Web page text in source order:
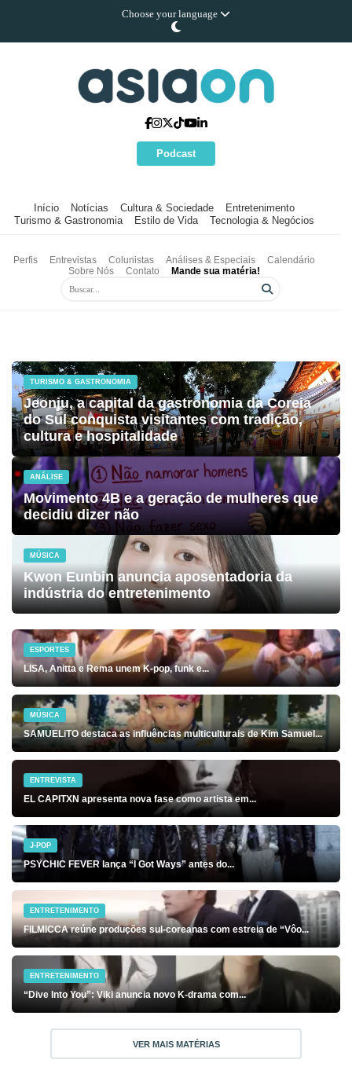
Choose your language
Podcast
Início Notícias Cultura & Sociedade
Entretenimento
Turismo & Gastronomia
Estilo de Vida Tecnologia & Negócios
Perfis Entrevistas Colunistas Análises & Especiais
Calendário
Sobre Nós
Contato Mande sua matéria!
TURISMO & GASTRONOMIA
Jeonju, a capital da gastronomia da Coreia
do Sul conquista visitantes com tradição,
cultura e hospitalidade
ANÁLISE
Movimento 4B e a geração de mulheres que
decidiu dizer não
MÚSICA
Kwon Eunbin anuncia aposentadoria da
indústria do entretenimento
ESPORTES
LISA, Anitta e Rema unem K-pop, funk e...
MÚSICA
SAMUELiTO destaca as influências multiculturais de Kim Samuel...
ENTREVISTA
EL CAPITXN apresenta nova fase como artista em...
J-POP
PSYCHIC FEVER lança “I Got Ways” antes do...
ENTRETENIMENTO
FILMICCA reúne produções sul-coreanas com estreia de “Vôo...
ENTRETENIMENTO
“Dive Into You”: Viki anuncia novo K-drama com...
VER MAIS MATÉRIAS